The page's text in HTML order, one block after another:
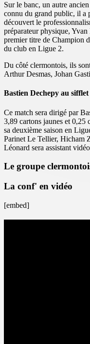
Sur le banc, un autre
connu du grand public, il a
découvert le
préparateur physique,
premier titre de Champion
du club en Ligue 2.
Du côté clermontois, ils
Arthur Desmas, Johan
Bastien Dechepy au sifflet
Ce match sera dirigé par
3,89 cartons jaunes et 0,25
sa deuxième saison en
Parinet Le Tellier, Hicham
Léonard sera assistant
Le groupe
La conf' en vidéo
[embed]